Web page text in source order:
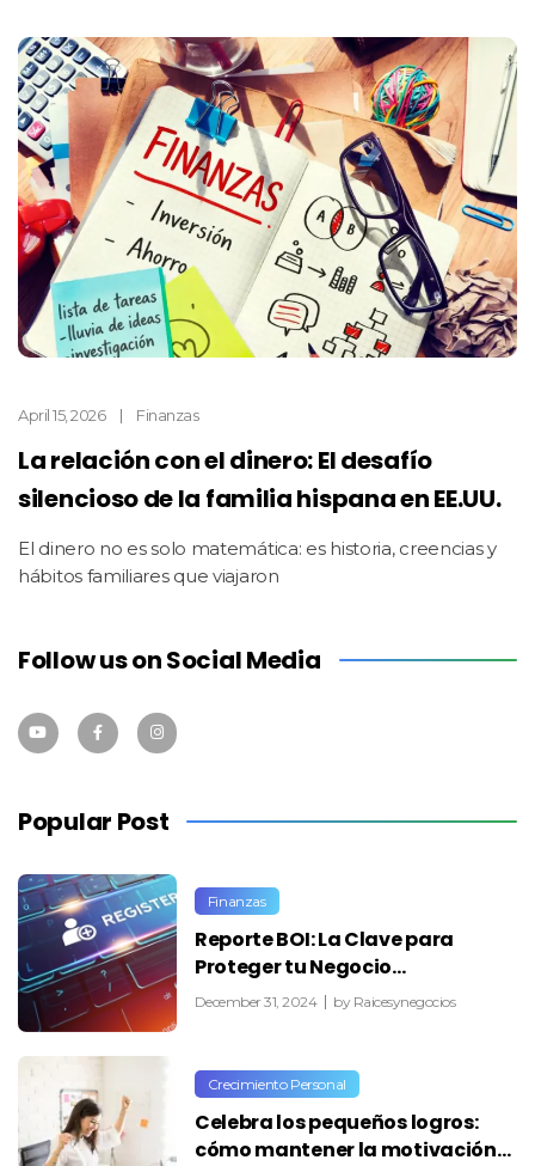
April 15, 2026 Finanzas
La relación con el dinero: El desafío
silencioso de la familia hispana en EE.UU.
El dinero no es solo matemática: es historia, creencias y
hábitos familiares que viajaron
Follow us on Social Media
Popular Post
Finanzas
Reporte BOI: La Clave para
Proteger tu Negocio…
December 31, 2024 by Raicesynegocios
Crecimiento Personal
Celebra los pequeños logros:
cómo mantener la motivación…